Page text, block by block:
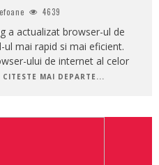
4639
a actualizat browser-ul de
mai rapid si mai eficient.
ului de internet al celor
CITESTE MAI DEPARTE...